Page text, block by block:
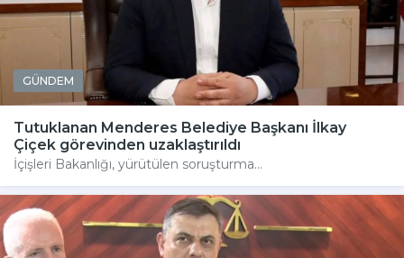
GÜNDEM
Tutuklanan Menderes Belediye Başkanı İlkay
Çiçek görevinden uzaklaştırıldı
İçişleri Bakanlığı, yürütülen soruşturma...